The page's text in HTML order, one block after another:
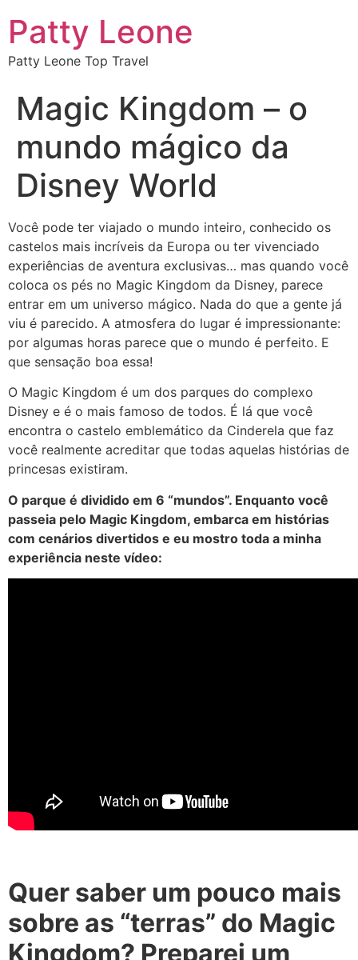
Patty Leone
Patty Leone Top Travel
Magic Kingdom – o
mundo mágico da
Disney World
Você pode ter viajado o mundo inteiro, conhecido os
castelos mais incríveis da Europa ou ter vivenciado
experiências de aventura exclusivas… mas quando você
coloca os pés no Magic Kingdom da Disney, parece
entrar em um universo mágico. Nada do que a gente já
viu é parecido. A atmosfera do lugar é impressionante:
por algumas horas parece que o mundo é perfeito. E
que sensação boa essa!
O Magic Kingdom é um dos parques do complexo
Disney e é o mais famoso de todos. É lá que você
encontra o castelo emblemático da Cinderela que faz
você realmente acreditar que todas aquelas histórias de
princesas existiram.
O parque é dividido em 6 “mundos”. Enquanto você
passeia pelo Magic Kingdom, embarca em histórias
com cenários divertidos e eu mostro toda a minha
experiência neste vídeo:
Quer saber um pouco mais
sobre as “terras” do Magic
Kingdom? Preparei um